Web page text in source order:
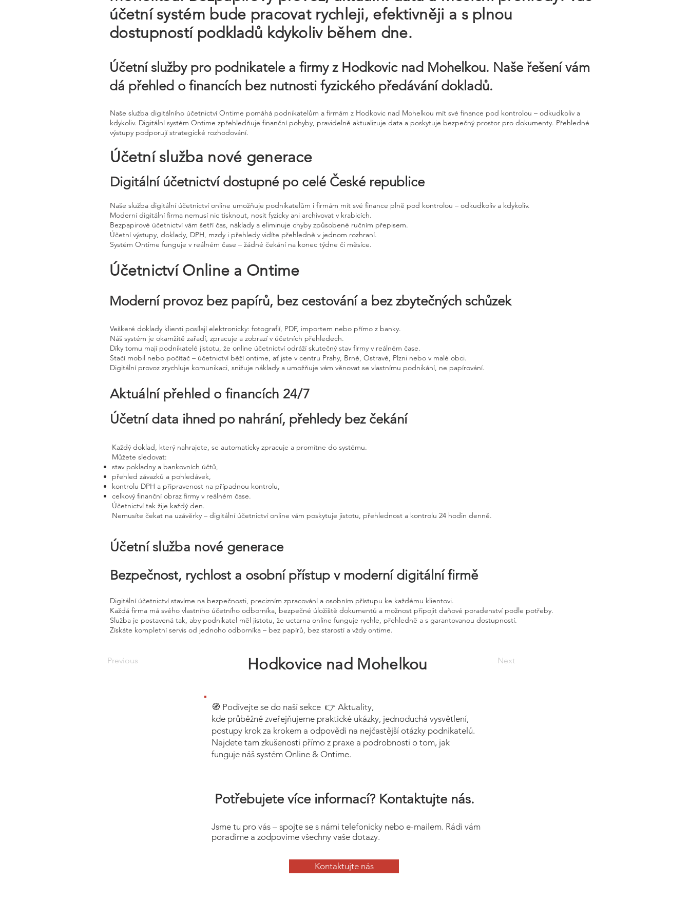
účetní systém bude pracovat rychleji, efektivněji a s plnou
dostupností podkladů kdykoliv během dne.
Účetní služby pro podnikatele a firmy z Hodkovic nad Mohelkou. Naše řešení vám
dá přehled o financích bez nutnosti fyzického předávání dokladů.
Naše služba digitálního účetnictví Ontime pomáhá podnikatelům a firmám z Hodkovic nad Mohelkou mít své finance pod kontrolou – odkudkoliv a
kdykoliv. Digitální systém Ontime zpřehledňuje finanční pohyby, pravidelně aktualizuje data a poskytuje bezpečný prostor pro dokumenty. Přehledné
výstupy podporují strategické rozhodování.
Účetní služba nové generace
Digitální účetnictví dostupné po celé České republice
Naše služba digitální účetnictví online umožňuje podnikatelům i firmám mít své finance plně pod kontrolou – odkudkoliv a kdykoliv.
Moderní digitální firma nemusí nic tisknout, nosit fyzicky ani archivovat v krabicích.
Bezpapirové účetnictví vám šetří čas, náklady a eliminuje chyby způsobené ručním přepisem.
Účetní výstupy, doklady, DPH, mzdy i přehledy vidíte přehledně v jednom rozhraní.
Systém Ontime funguje v reálném čase – žádné čekání na konec týdne či měsíce.
Účetnictví Online a Ontime
Moderní provoz bez papírů, bez cestování a bez zbytečných schůzek
Veškeré doklady klienti posílají elektronicky: fotografií, PDF, importem nebo přímo z banky.
Náš systém je okamžitě zařadí, zpracuje a zobrazí v účetních přehledech.
Díky tomu mají podnikatelé jistotu, že online účetnictví odráží skutečný stav firmy v reálném čase.
Stačí mobil nebo počítač – účetnictví běží ontime, ať jste v centru Prahy, Brně, Ostravě, Plzni nebo v malé obci.
Digitální provoz zrychluje komunikaci, snižuje náklady a umožňuje vám věnovat se vlastnímu podnikání, ne papírování.
Aktuální přehled o financích 24/7
Účetní data ihned po nahrání, přehledy bez čekání
Každý doklad, který nahrajete, se automaticky zpracuje a promítne do systému.
Můžete sledovat:
stav pokladny a bankovních účtů,
přehled závazků a pohledávek,
kontrolu DPH a připravenost na případnou kontrolu,
celkový finanční obraz firmy v reálném čase.
Účetnictví tak žije každý den.
Nemusíte čekat na uzávěrky – digitální účetnictví online vám poskytuje jistotu, přehlednost a kontrolu 24 hodin denně.
Účetní služba nové generace
Bezpečnost, rychlost a osobní přístup v moderní digitální firmě
Digitální účetnictví stavíme na bezpečnosti, precizním zpracování a osobním přístupu ke každému klientovi.
Každá firma má svého vlastního účetního odborníka, bezpečné úložiště dokumentů a možnost připojit daňové poradenství podle potřeby.
Služba je postavená tak, aby podnikatel měl jistotu, že uctarna online funguje rychle, přehledně a s garantovanou dostupností.
Získáte kompletní servis od jednoho odborníka – bez papírů, bez starostí a vždy ontime.
Previous Next
Hodkovice nad Mohelkou
🧭 Podívejte se do naší sekce 👉 Aktuality,
kde průběžně zveřejňujeme praktické ukázky, jednoduchá vysvětlení,
postupy krok za krokem a odpovědi na nejčastější otázky podnikatelů.
Najdete tam zkušenosti přímo z praxe a podrobnosti o tom, jak
funguje náš systém Online & Ontime.
Potřebujete více informací? Kontaktujte nás.
Jsme tu pro vás – spojte se s námi telefonicky nebo e-mailem. Rádi vám
poradíme a zodpovíme všechny vaše dotazy.
Kontaktujte nás